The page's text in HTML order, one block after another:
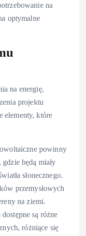
na
optymalne
na energię,
projektu
elementy, które
powinny
będą miały
słonecznego.
przemysłowych
na ziemi.
są różne
różniące się